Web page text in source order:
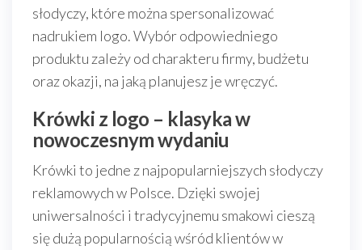
słodyczy, które można spersonalizować
nadrukiem logo. Wybór odpowiedniego
produktu zależy od charakteru firmy, budżetu
oraz okazji, na jaką planujesz je wręczyć.
Krówki z logo – klasyka w
nowoczesnym wydaniu
Krówki to jedne z najpopularniejszych słodyczy
reklamowych w Polsce. Dzięki swojej
uniwersalności i tradycyjnemu smakowi cieszą
się dużą popularnością wśród klientów w